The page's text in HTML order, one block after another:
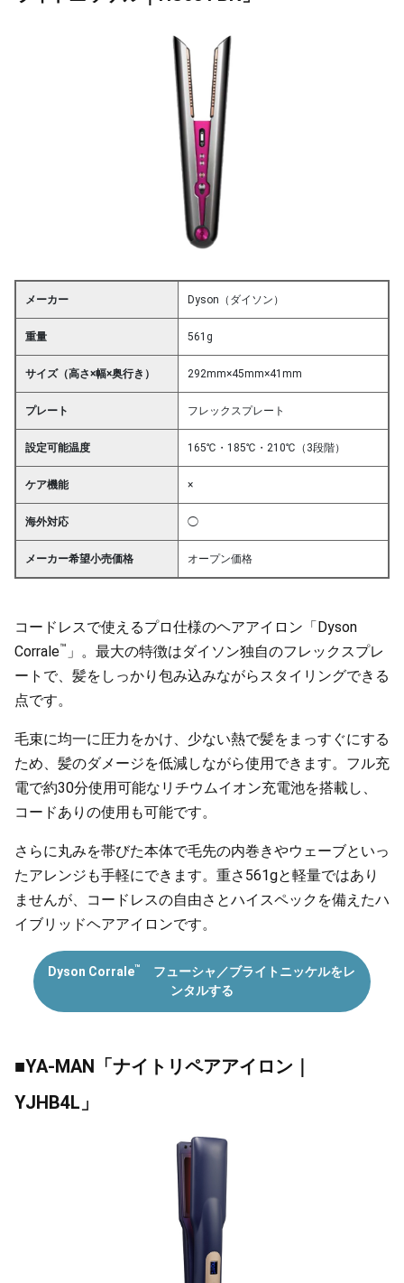
メーカー Dyson（ダイソン）
重量 561g
サイズ（高さ×幅×奥行き） 292mm×45mm×41mm
プレート フレックスプレート
設定可能温度 165℃・185℃・210℃（3段階）
ケア機能 ×
海外対応 ◯
メーカー希望小売価格 オープン価格
コードレスで使えるプロ仕様のヘアアイロン「Dyson
Corrale™ 」。最大の特徴はダイソン独自のフレックスプレ
ートで、髪をしっかり包み込みながらスタイリングできる
点です。
毛束に均一に圧力をかけ、少ない熱で髪をまっすぐにする
ため、髪のダメージを低減しながら使用できます。フル充
電で約30分使用可能なリチウムイオン充電池を搭載し、
コードありの使用も可能です。
さらに丸みを帯びた本体で毛先の内巻きやウェーブといっ
たアレンジも手軽にできます。重さ561gと軽量ではあり
ませんが、コードレスの自由さとハイスペックを備えたハ
イブリッドヘアアイロンです。
Dyson Corrale™
フューシャ／ブライトニッケルをレ
ンタルする
■YA-MAN「ナイトリペアアイロン｜
YJHB4L」